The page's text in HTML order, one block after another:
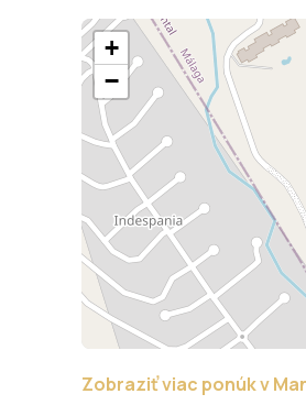
+
−
Zobraziť viac ponúk v